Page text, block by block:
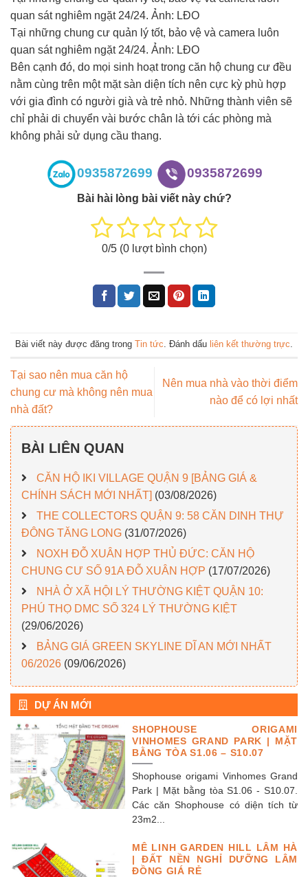
quan sát nghiêm ngặt 24/24. Ảnh: LĐO
Tại những chung cư quản lý tốt, bảo vệ và camera luôn
quan sát nghiêm ngặt 24/24. Ảnh: LĐO
Bên cạnh đó, do mọi sinh hoạt trong căn hộ chung cư đều
nằm cùng trên một mặt sàn diện tích nên cực kỳ phù hợp
với gia đình có người già và trẻ nhỏ. Những thành viên sẽ
chỉ phải di chuyển vài bước chân là tới các phòng mà
không phải sử dụng cầu thang.
0935872699 0935872699
Bài hài lòng bài viết này chứ?
0/5 (0lượt bình chọn)
Bài viết này được đăng trong Tin tức. Đánh dấu liên kết thường trực.
Tại sao nên mua căn hộ
chung cư mà không nên mua
nhà đất?
Nên mua nhà vào thời điểm
nào để có lợi nhất
BÀI LIÊN QUAN
CĂN HỘ IKI VILLAGE QUẬN 9 [BẢNG GIÁ &
CHÍNH SÁCH MỚI NHẤT] (03/08/2026)
THE COLLECTORS QUẬN 9: 58 CĂN DINH THỰ
ĐÔNG TĂNG LONG (31/07/2026)
NOXH ĐỖ XUÂN HỢP THỦ ĐỨC: CĂN HỘ
CHUNG CƯ SỐ 91A ĐỖ XUÂN HỢP (17/07/2026)
NHÀ Ở XÃ HỘI LÝ THƯỜNG KIỆT QUẬN 10:
PHÚ THỌ DMC SỐ 324 LÝ THƯỜNG KIỆT
(29/06/2026)
BẢNG GIÁ GREEN SKYLINE DĨ AN MỚI NHẤT
06/2026 (09/06/2026)
DỰ ÁN MỚI
SHOPHOUSE ORIGAMI
VINHOMES GRAND PARK | MẶT
BẰNG TÒA S1.06 – S10.07
Shophouse origami Vinhomes Grand
Park | Mặt bằng tòa S1.06 - S10.07.
Các căn Shophouse có diện tích từ
23m2...
MÊ LINH GARDEN HILL LÂM HÀ
| ĐẤT NỀN NGHỈ DƯỠNG LÂM
ĐỒNG GIÁ RẺ